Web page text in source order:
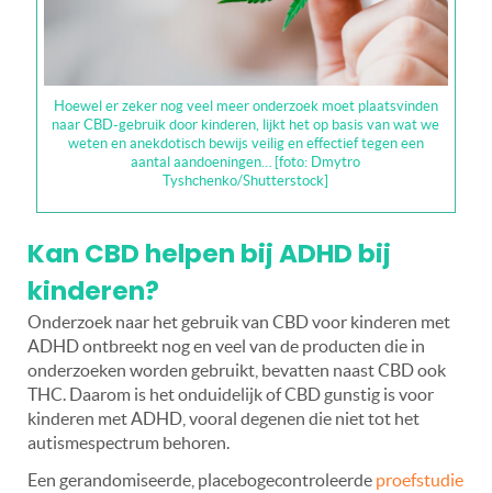
Hoewel er zeker nog veel meer onderzoek moet plaatsvinden
naar CBD-gebruik door kinderen, lijkt het op basis van wat we
weten en anekdotisch bewijs veilig en effectief tegen een
aantal aandoeningen… [foto: Dmytro
Tyshchenko/Shutterstock]
Kan CBD helpen bij ADHD bij
kinderen?
Onderzoek naar het gebruik van CBD voor kinderen met
ADHD ontbreekt nog en veel van de producten die in
onderzoeken worden gebruikt, bevatten naast CBD ook
THC. Daarom is het onduidelijk of CBD gunstig is voor
kinderen met ADHD, vooral degenen die niet tot het
autismespectrum behoren.
Een gerandomiseerde, placebogecontroleerde proefstudie